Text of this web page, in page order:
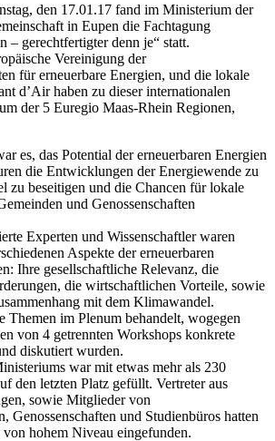
den 17.01.17 fand im Ministerium der
in Eupen die Fachtagung
– gerechtfertigter denn je“ statt.
Vereinigung der
für erneuerbare Energien, und die lokale
d’Air haben zu dieser internationalen
der 5 Euregio Maas-Rhein Regionen,
es, das Potential der erneuerbaren Energien
die Entwicklungen der Energiewende zu
zu beseitigen und die Chancen für lokale
und Genossenschaften
Experten und Wissenschaftler waren
Aspekte der erneuerbaren
Ihre gesellschaftliche Relevanz, die
die wirtschaftlichen Vorteile, sowie
mit dem Klimawandel.
Themen im Plenum behandelt, wogegen
von 4 getrennten Workshops konkrete
diskutiert wurden.
war mit etwas mehr als 230
den letzten Platz gefüllt. Vertreter aus
sowie Mitglieder von
Genossenschaften und Studienbüros hatten
hohem Niveau eingefunden.